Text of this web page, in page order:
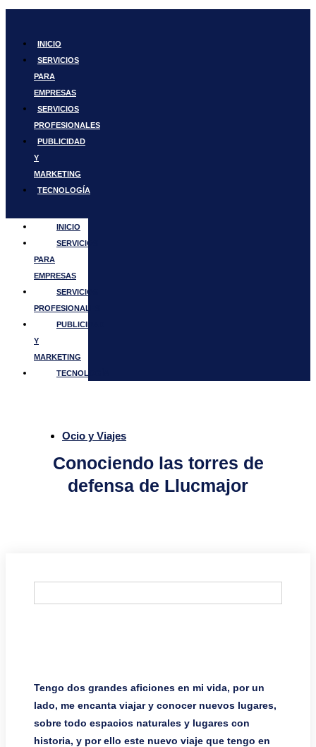
Ir
INICIO
SERVICIOS
PARA
EMPRESAS
SERVICIOS
PROFESIONALES
PUBLICIDAD
Y
MARKETING
TECNOLOGÍA
INICIO
SERVICIOS
PARA
EMPRESAS
SERVICIOS
PROFESIONALES
PUBLICIDAD
Y
MARKETING
TECNOLOGÍA
Ocio y Viajes
Conociendo las torres de
defensa de Llucmajor
Tengo dos grandes aficiones en mi vida, por un
lado, me encanta viajar y conocer nuevos lugares,
sobre todo espacios naturales y lugares con
historia, y por ello este nuevo viaje que tengo en